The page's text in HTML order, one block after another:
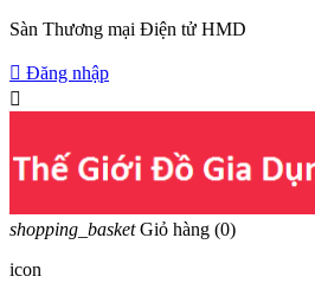
Sàn Thương mại Điện tử HMD
 Đăng nhập

shopping_basket Giỏ hàng (0)
icon